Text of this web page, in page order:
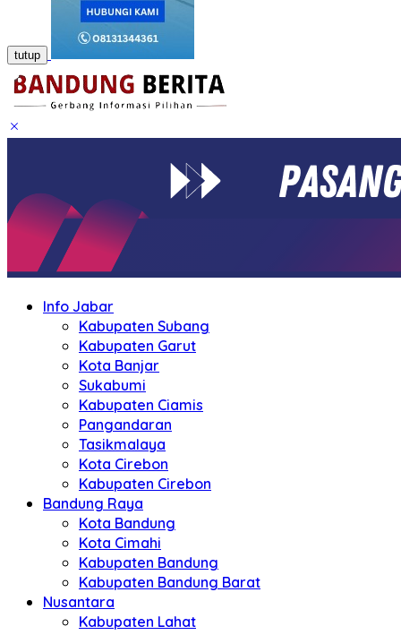
tutup
Info Jabar
Kabupaten Subang
Kabupaten Garut
Kota Banjar
Sukabumi
Kabupaten Ciamis
Pangandaran
Tasikmalaya
Kota Cirebon
Kabupaten Cirebon
Bandung Raya
Kota Bandung
Kota Cimahi
Kabupaten Bandung
Kabupaten Bandung Barat
Nusantara
Kabupaten Lahat